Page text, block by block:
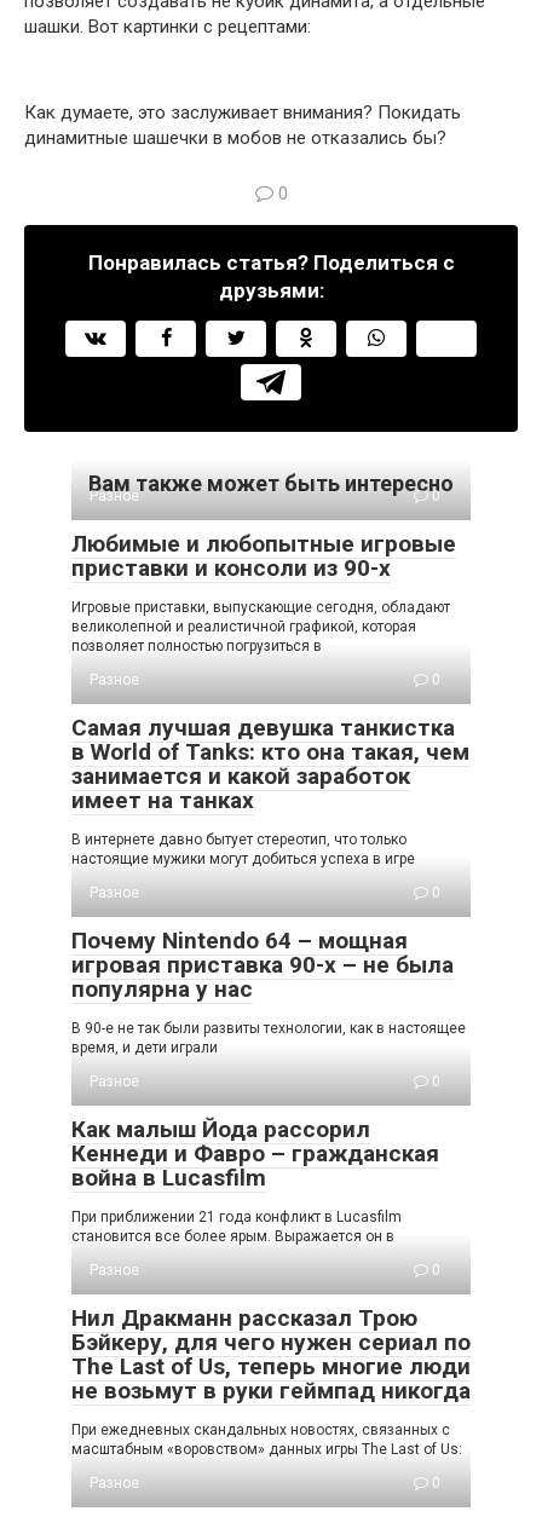
шашки. Вот картинки с рецептами:
Как думаете, это заслуживает внимания? Покидать
динамитные шашечки в мобов не отказались бы?
0
Понравилась статья? Поделиться с
друзьями:
Вам также может быть интересно
Разное 0
Любимые и любопытные игровые
приставки и консоли из 90-х
Игровые приставки, выпускающие сегодня, обладают
великолепной и реалистичной графикой, которая
позволяет полностью погрузиться в
Разное
0
Самая лучшая девушка танкистка
в World of Tanks: кто она такая, чем
занимается и какой заработок
имеет на танках
В интернете давно бытует стереотип, что только
настоящие мужики могут добиться успеха в игре
Разное
0
Почему Nintendo 64 – мощная
игровая приставка 90-х – не была
популярна у нас
В 90-е не так были развиты технологии, как в настоящее
время, и дети играли
Разное
0
Как малыш Йода рассорил
Кеннеди и Фавро – гражданская
война в Lucasfilm
При приближении 21 года конфликт в Lucasfilm
становится все более ярым. Выражается он в
Разное
0
Нил Дракманн рассказал Трою
Бэйкеру, для чего нужен сериал по
The Last of Us, теперь многие люди
не возьмут в руки геймпад никогда
При ежедневных скандальных новостях, связанных с
масштабным «воровством» данных игры The Last of Us:
Разное
0